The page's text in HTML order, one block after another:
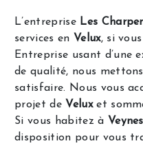
L’entreprise Les
services en Velux, si
Entreprise usant d’une
de qualité, nous
satisfaire. Nous vous
projet de Veluxet
Si vous habitez à Veynes
disposition pour vous